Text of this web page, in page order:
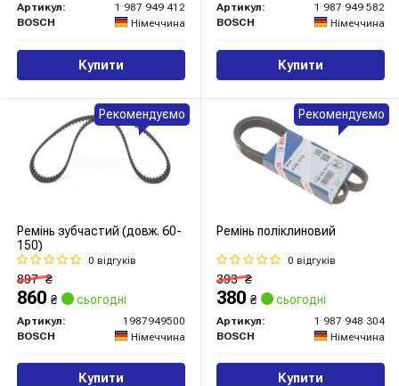
Артикул:
1 987 949 412
BOSCH
Німеччина
Купити
Артикул:
1 987 949 582
BOSCH
Німеччина
Купити
Ремінь зубчастий (довж. 60-
150)
0 відгуків
897₴
860 ₴ сьогодні
Артикул:
1987949500
BOSCH
Німеччина
Купити
Рекомендуємо
Ремінь поліклиновий
0 відгуків
393₴
380 ₴ сьогодні
Артикул:
1 987 948 304
BOSCH
Німеччина
Купити
Рекомендуємо